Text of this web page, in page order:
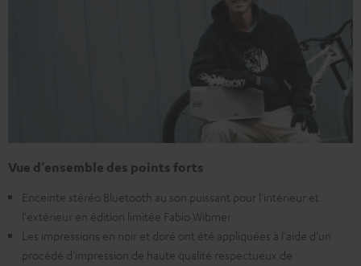
Vue d’ensemble des points forts
Enceinte stéréo Bluetooth au son puissant pour l'intérieur et
l'extérieur en édition limitée Fabio Wibmer
Les impressions en noir et doré ont été appliquées à l'aide d'un
procédé d'impression de haute qualité respectueux de